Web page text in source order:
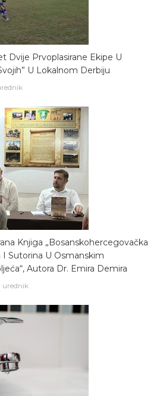
Dvije Prvoplasirane Ekipe U
U Lokalnom Derbiju
Knjiga „Bosanskohercegovačka
Sutorina U Osmanskim
Autora Dr. Emira Demira
urednik